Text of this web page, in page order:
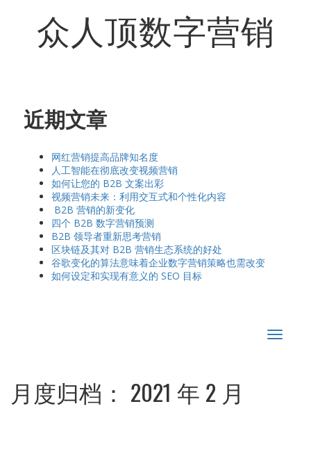
众人顶数字营销
近期文章
网红营销提高品牌知名度
人工智能在彻底改变视频营销
如何让您的 B2B 文案出彩
视频营销未来：利用交互式和个性化内容
B2B 营销的新变化
四个 B2B 数字营销预测
B2B 领导者重新思考营销
区块链及其对 B2B 营销生态系统的好处
谷歌变化的算法意味着企业数字营销策略也需改变
如何设定和实现有意义的 SEO 目标
Toggle
月度归档： 2021 年 2 月